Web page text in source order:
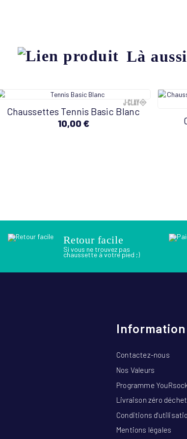
Là
Chaussettes Tennis Basic Blanc
10,00 €
Retour facile
Si vous ne trouvez pas
chaussette à votre pied ;)
Information
Contactez-nous
Nos Valeurs
Programme
Livraison zéro déchet
Conditions
Mentions légales